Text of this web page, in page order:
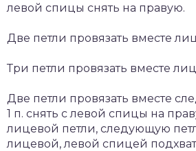
левой спицы снять на правую.
Две петли провязать вместе
Три петли провязать вместе
Две петли провязать вместе
1 п. снять с левой спицы на
лицевой петли, следующую
лицевой, левой спицей